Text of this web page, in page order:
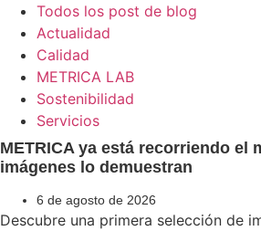
Todos los post de blog
Actualidad
Calidad
METRICA LAB
Sostenibilidad
Servicios
METRICA ya está recorriendo el
imágenes lo demuestran
6 de agosto de 2026
Descubre una primera selección de